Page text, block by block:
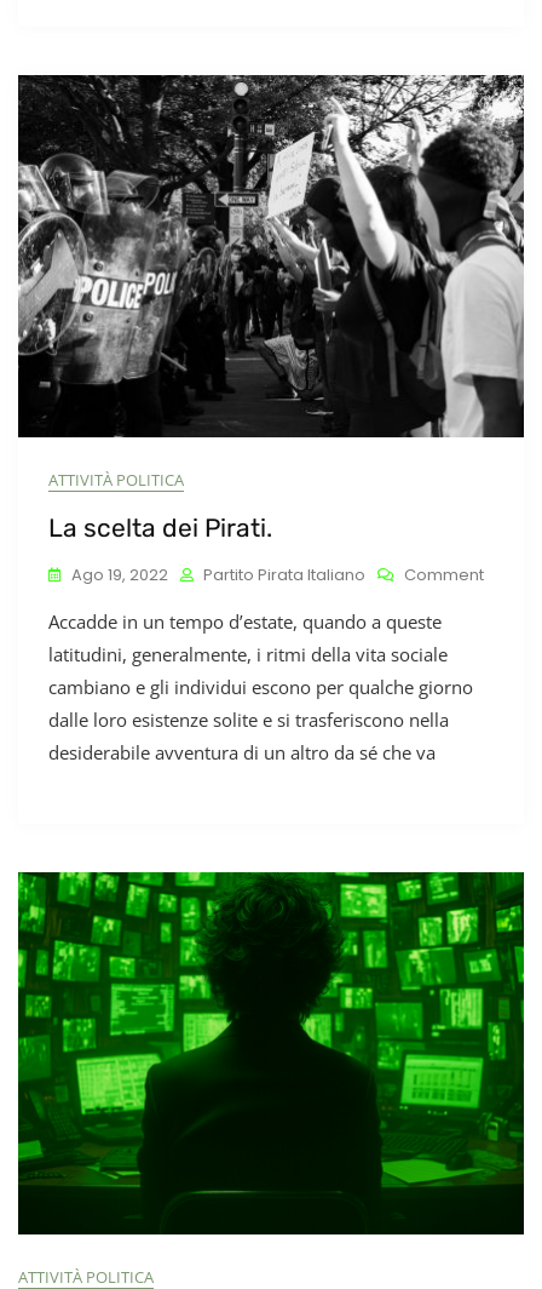
Il
Nostro
Paese”,
Il
Di
Yulia
ATTIVITÀ POLITICA
La scelta dei Pirati.
Ago 19, 2022 Partito Pirata Italiano CommentOn
Accadde in un tempo d’estate, quando a queste
latitudini, generalmente, i ritmi della vita sociale
cambiano e gli individui escono per qualche giorno
dalle loro esistenze solite e si trasferiscono nella
desiderabile avventura di un altro da sé che va
ATTIVITÀ POLITICA